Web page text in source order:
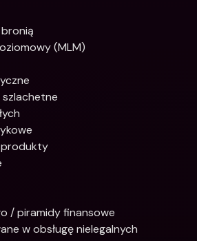
(MLM)
szlachetne
produkty
/ piramidy finansowe
w obsługę nielegalnych